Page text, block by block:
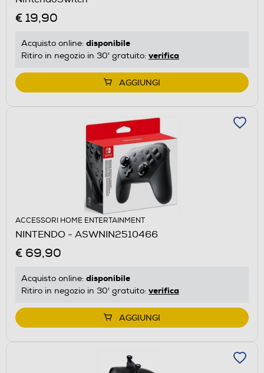
€ 19,90
Acquisto online: disponibile
Ritiro in negozio in 30' gratuito: verifica
AGGIUNGI
ACCESSORI HOME ENTERTAINMENT
NINTENDO - ASWNIN2510466
€ 69,90
Acquisto online: disponibile
Ritiro in negozio in 30' gratuito: verifica
AGGIUNGI